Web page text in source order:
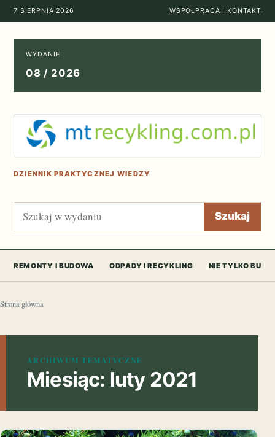
7 SIERPNIA 2026 WSPÓŁPRACA I KONTAKT
WYDANIE
08 / 2026
DZIENNIK PRAKTYCZNEJ WIEDZY
Szukaj Szukaj
REMONTY I BUDOWA ODPADY I RECYKLING NIE TYLKO
Strona główna
ARCHIWUM TEMATYCZNE
Miesiąc: luty 2021